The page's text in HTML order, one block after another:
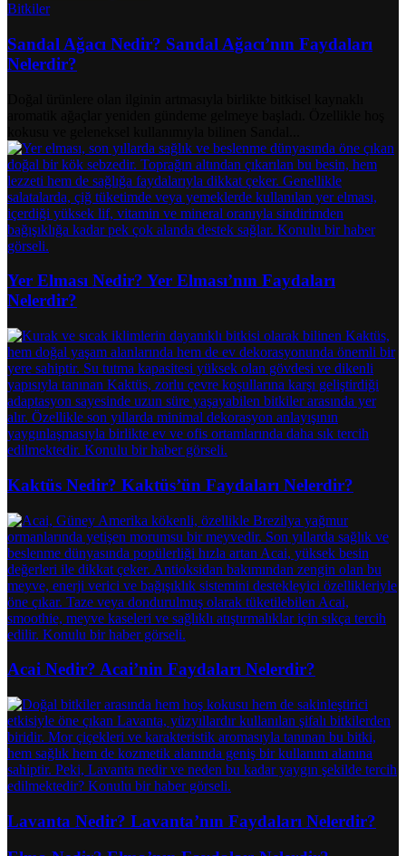
Bitkiler
Sandal Ağacı Nedir? Sandal Ağacı’nın Faydaları
Nelerdir?
Yer Elması Nedir? Yer Elması’nın Faydaları
Nelerdir?
Kaktüs Nedir? Kaktüs’ün Faydaları Nelerdir?
Acai Nedir? Acai’nin Faydaları Nelerdir?
Lavanta Nedir? Lavanta’nın Faydaları Nelerdir?